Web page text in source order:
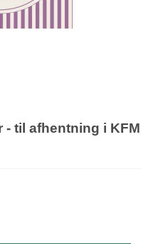
- til afhentning i KFM